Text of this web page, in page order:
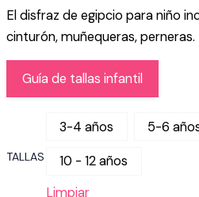
El disfraz de egipcio para niño
cinturón, muñequeras, perneras.
Guía de tallas infantil
TALLAS
3-4 años 5-6
10 - 12 años
Limpiar